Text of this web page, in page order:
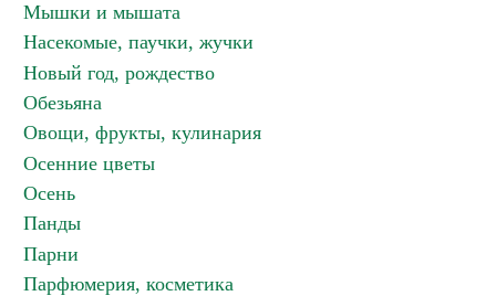
Мышки и мышата
Насекомые, паучки, жучки
Новый год, рождество
Обезьяна
Овощи, фрукты, кулинария
Осенние цветы
Осень
Панды
Парни
Парфюмерия, косметика